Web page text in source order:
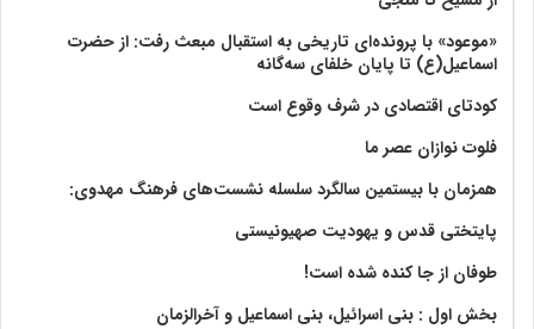
«موعود» با پرونده‌ای تاریخی به استقبال مبعث رفت: از حضرت
اسماعیل(ع) تا پایان خلفای سه‌گانه
کودتای اقتصادی در شرف وقوع است
فلوت نوازان عصر ما
همزمان با بیستمین سالگرد سلسله نشست‌های فرهنگ مهدوی:‌
پایتختی قدس و یهودیت صهیونیستی
طوفان از جا کنده شده است!
بخش اول : بنی اسرائیل، بنی اسماعیل و آخرالزمان